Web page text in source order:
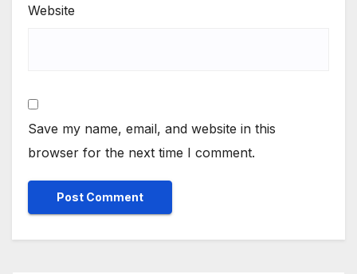
Website
Save my name, email, and website in this
browser for the next time I comment.